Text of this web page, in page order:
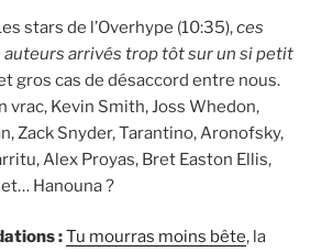
stars de l’Overhype (10:35),ces
auteurs arrivés trop tôt sur un si petit
gros cas de désaccord entre nous.
vrac, Kevin Smith, Joss Whedon,
Zack Snyder, Tarantino, Aronofsky,
Alex Proyas, Bret Easton Ellis,
Hanouna ?
:Tu mourras moins bête, la